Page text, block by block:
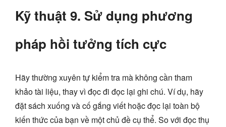
Kỹ thuật 9. Sử dụng phương
pháp hồi tưởng tích cực
Hãy thường xuyên tự kiểm tra mà không cần tham
khảo tài liệu, thay vì đọc đi đọc lại ghi chú. Ví dụ, hãy
đặt sách xuống và cố gắng viết hoặc đọc lại toàn bộ
kiến thức của bạn về một chủ đề cụ thể. So với đọc thụ